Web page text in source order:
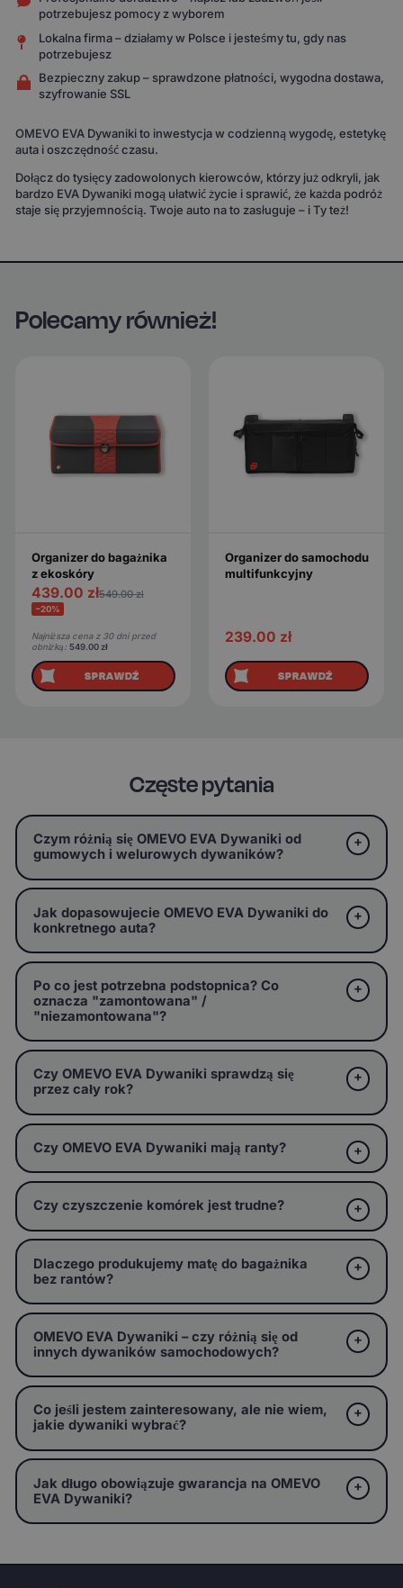
potrzebujesz pomocy z wyborem
Lokalna firma – działamy w Polsce i jesteśmy tu, gdy nas
potrzebujesz
Bezpieczny zakup – sprawdzone płatności, wygodna dostawa,
szyfrowanie SSL
OMEVO EVA Dywaniki to inwestycja w codzienną wygodę, estetykę
auta i oszczędność czasu.
Dołącz do tysięcy zadowolonych kierowców, którzy już odkryli, jak
bardzo EVA Dywaniki mogą ułatwić życie i sprawić, że każda podróż
staje się przyjemnością. Twoje auto na to zasługuje – i Ty też!
Polecamy również!
Organizer do bagażnika
z ekoskóry
439.00 zł549.00zł
−20%
Najniższa cena z 30 dni przed
obniżką: 549.00zł
SPRAWDŹ
Organizer do samochodu
multifunkcyjny
239.00 zł
SPRAWDŹ
Częste pytania
Czym różnią się OMEVO EVA Dywaniki od
gumowych i welurowych dywaników?
Jak dopasowujecie OMEVO EVA Dywaniki do
konkretnego auta?
Po co jest potrzebna podstopnica? Co
oznacza "zamontowana" /
"niezamontowana"?
Czy OMEVO EVA Dywaniki sprawdzą się
przez cały rok?
Czy OMEVO EVA Dywaniki mają ranty?
Czy czyszczenie komórek jest trudne?
Dlaczego produkujemy matę do bagażnika
bez rantów?
OMEVO EVA Dywaniki – czy różnią się od
innych dywaników samochodowych?
Co jeśli jestem zainteresowany, ale nie wiem,
jakie dywaniki wybrać?
Jak długo obowiązuje gwarancja na OMEVO
EVA Dywaniki?